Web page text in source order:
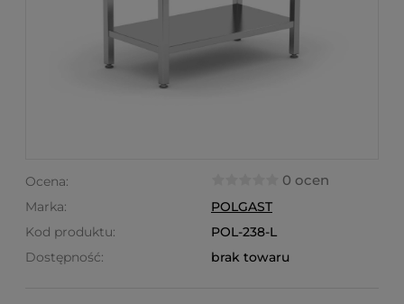
Ocena: 0 ocen
Marka:
POLGAST
Kod produktu:
POL-238-L
Dostępność:
brak towaru